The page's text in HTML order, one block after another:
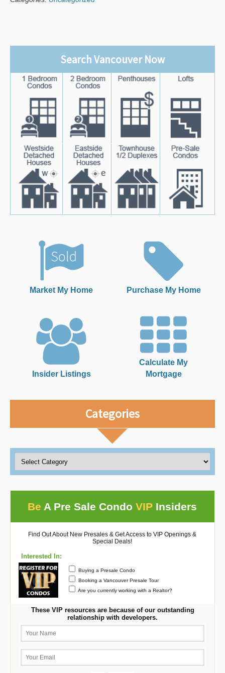
Search Vancouver Now
Market My Home Purchase My Home
Insider Listings
Calculate My
Mortgage
Categories
Be A Pre Sale CondoVIP Insiders
Find Out About New Presales & Get Access to VIP Openings &
Special Deals!
Interested In:
Buying a Presale Condo
Booking a Vancouver Presale Tour
Are you currently working with a Realtor?
These VIP resources are because of our outstanding
relationship with developers.